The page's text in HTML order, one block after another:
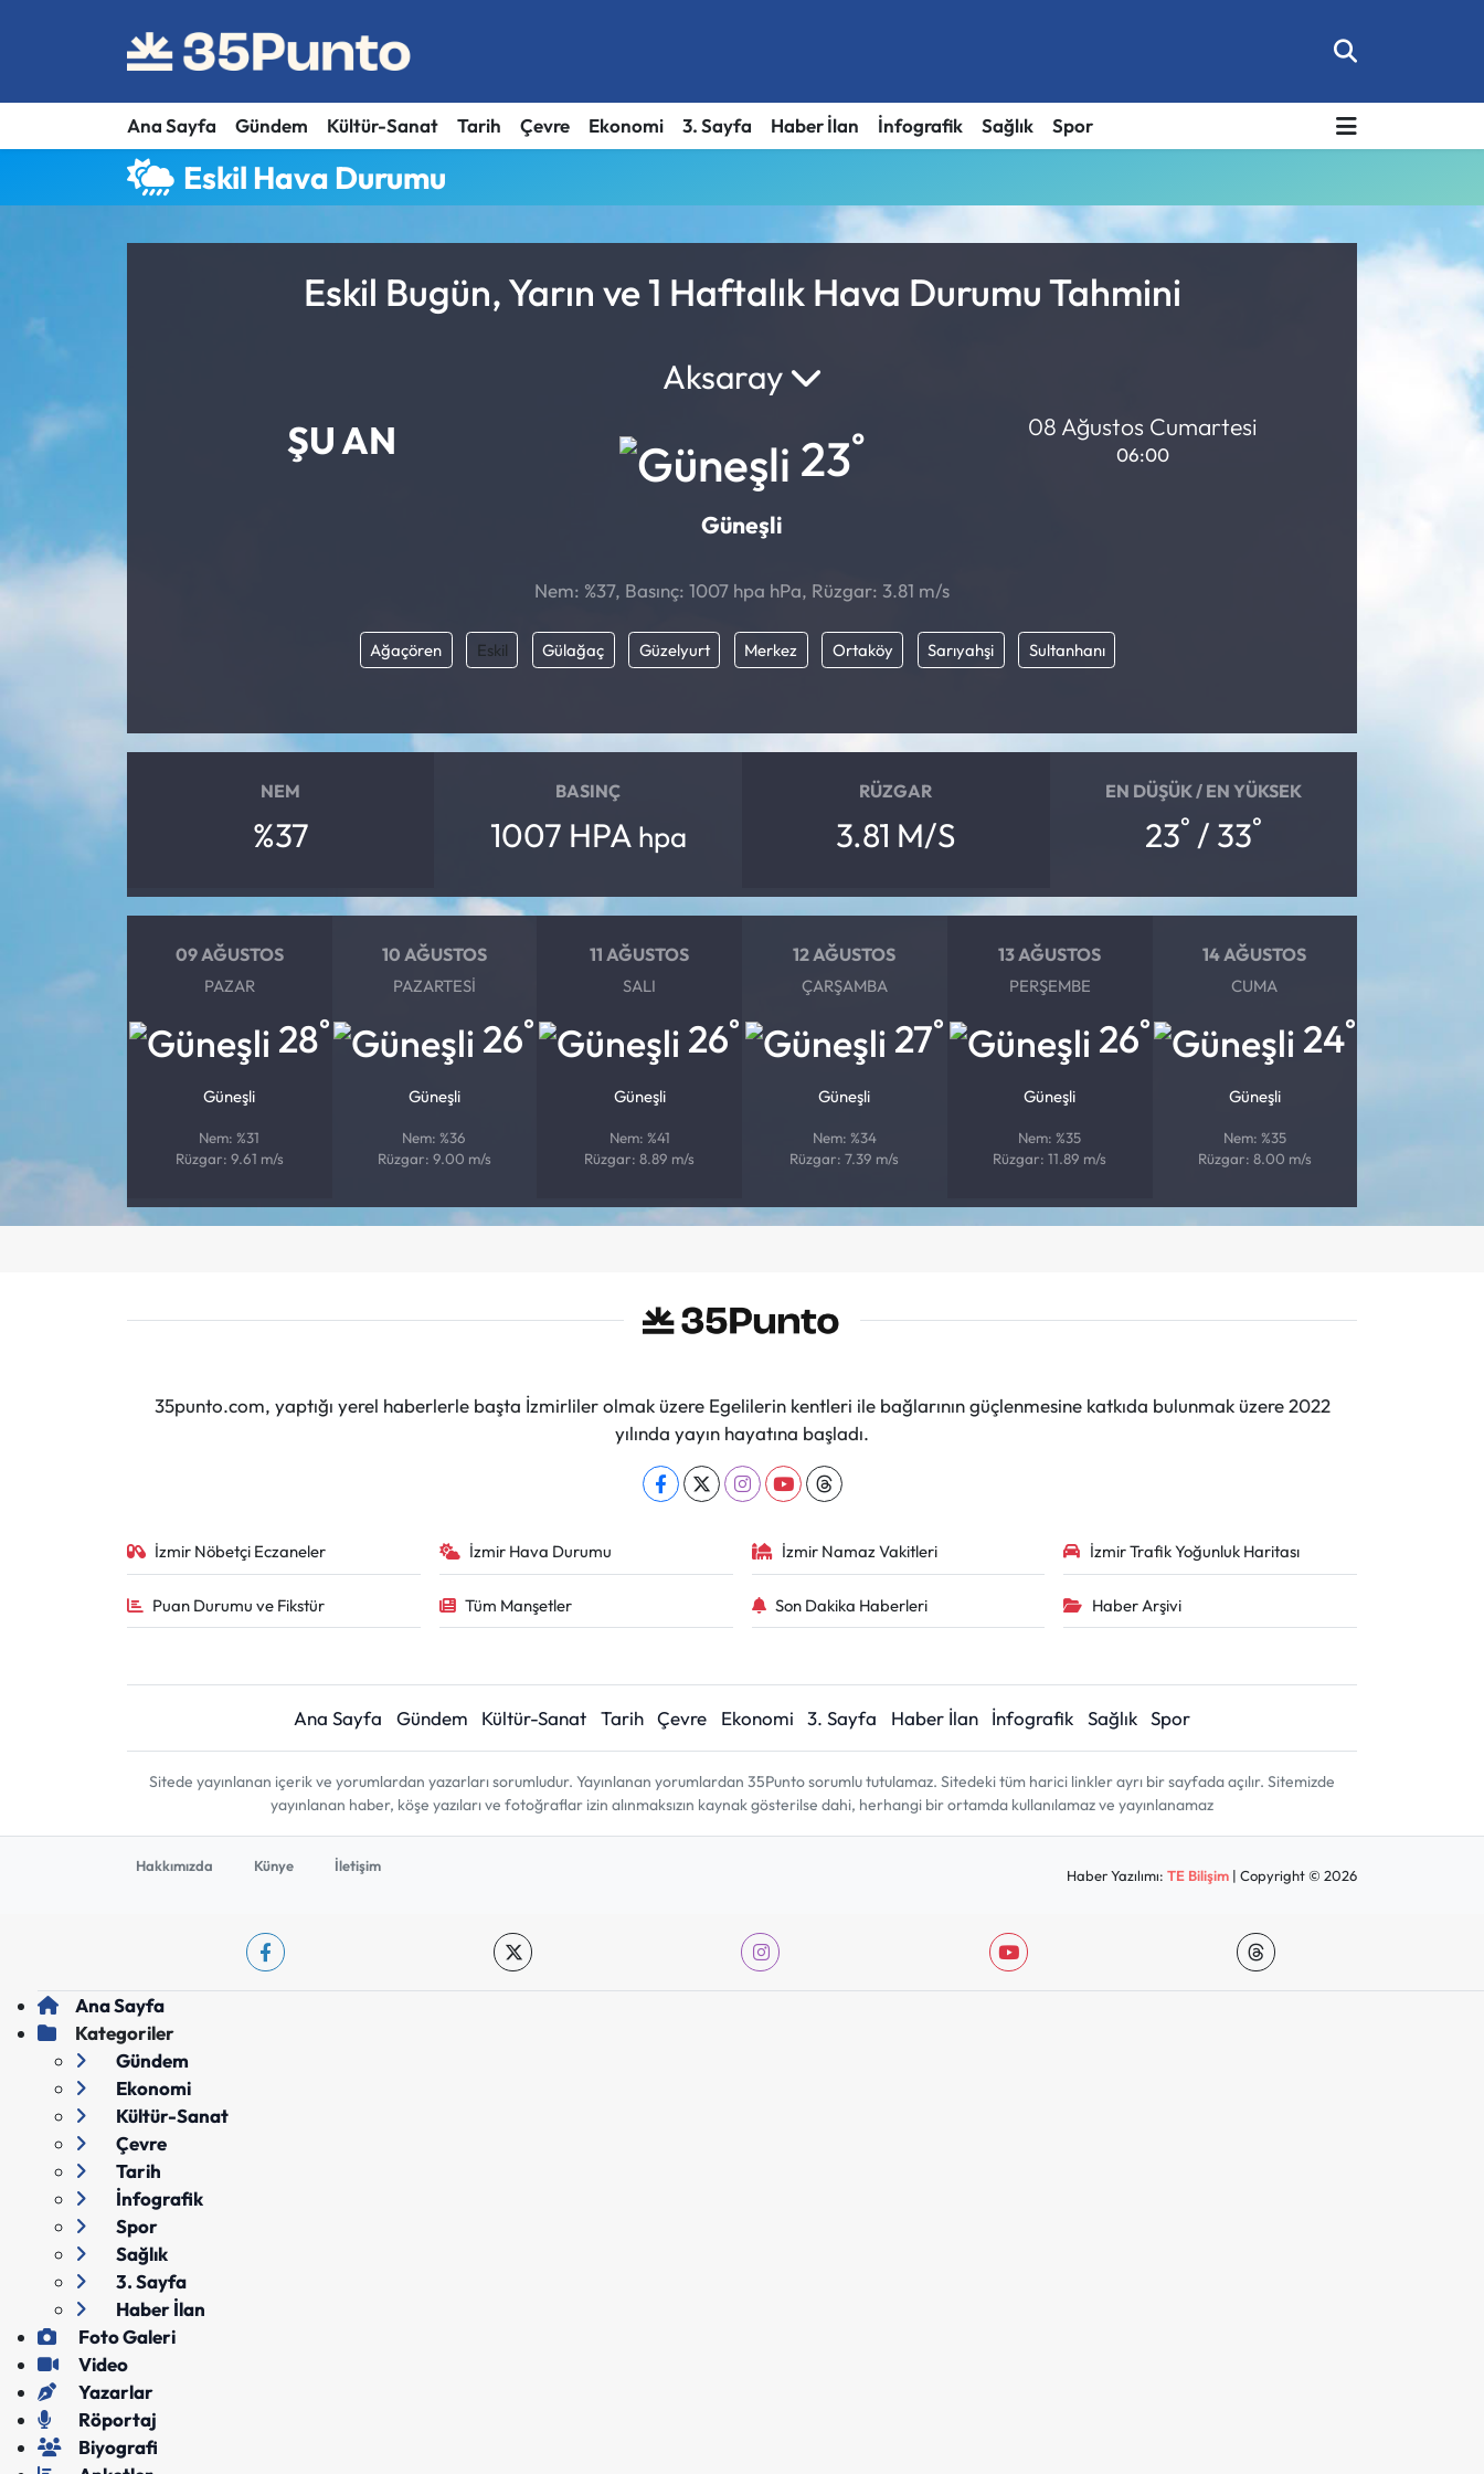
Ana Sayfa Gündem Kültür-Sanat Tarih Çevre Ekonomi 3. Sayfa Haber İlan İnfografik Sağlık Spor
Eskil Hava Durumu
Eskil Bugün, Yarın ve 1 Haftalık Hava Durumu Tahmini
ŞU AN
Aksaray
23°
Güneşli
08 Ağustos Cumartesi
06:00
Nem: %37, Basınç: 1007 hpa hPa, Rüzgar: 3.81 m/s
Ağaçören Eskil Gülağaç Güzelyurt Merkez Ortaköy Sarıyahşi Sultanhanı
NEM
%37
BASINÇ
1007 HPA hpa
RÜZGAR
3.81 M/S
EN DÜŞÜK / EN YÜKSEK
23° / 33°
09 AĞUSTOS
PAZAR
28°
Güneşli
Nem: %31
Rüzgar: 9.61 m/s
10 AĞUSTOS
PAZARTESI
26°
Güneşli
Nem: %36
Rüzgar: 9.00 m/s
11 AĞUSTOS
SALI
26°
Güneşli
Nem: %41
Rüzgar: 8.89 m/s
12 AĞUSTOS
ÇARŞAMBA
27°
Güneşli
Nem: %34
Rüzgar: 7.39 m/s
13 AĞUSTOS
PERŞEMBE
26°
Güneşli
Nem: %35
Rüzgar: 11.89 m/s
14 AĞUSTOS
CUMA
24°
Güneşli
Nem: %35
Rüzgar: 8.00 m/s
35punto.com, yaptığı yerel haberlerle başta İzmirliler olmak üzere Egelilerin kentleri ile bağlarının güçlenmesine katkıda bulunmak üzere 2022
yılında yayın hayatına başladı.
İzmir Nöbetçi Eczaneler İzmir Hava Durumu İzmir Namaz Vakitleri İzmir Trafik Yoğunluk Haritası
Puan Durumu ve Fikstür Tüm Manşetler Son Dakika Haberleri Haber Arşivi
Ana Sayfa Gündem Kültür-Sanat Tarih Çevre Ekonomi 3. Sayfa Haber İlan İnfografik Sağlık Spor
Sitede yayınlanan içerik ve yorumlardan yazarları sorumludur. Yayınlanan yorumlardan 35Punto sorumlu tutulamaz. Sitedeki tüm harici linkler ayrı bir sayfada açılır. Sitemizde
yayınlanan haber, köşe yazıları ve fotoğraflar izin alınmaksızın kaynak gösterilse dahi, herhangi bir ortamda kullanılamaz ve yayınlanamaz
Hakkımızda Künye İletişim
Haber Yazılımı:TE Bilişim | Copyright © 2026
Ana Sayfa
Kategoriler
Gündem
Ekonomi
Kültür-Sanat
Çevre
Tarih
İnfografik
Spor
Sağlık
3. Sayfa
Haber İlan
Foto Galeri
Video
Yazarlar
Röportaj
Biyografi